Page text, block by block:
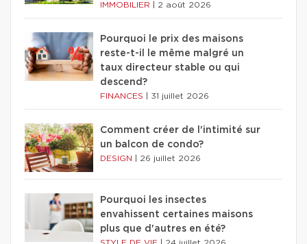
IMMOBILIER 2 août 2026
Pourquoi le prix des maisons
reste-t-il le même malgré un
taux directeur stable ou qui
descend?
FINANCES 31 juillet 2026
Comment créer de l'intimité sur
un balcon de condo?
DESIGN 26 juillet 2026
Pourquoi les insectes
envahissent certaines maisons
plus que d'autres en été?